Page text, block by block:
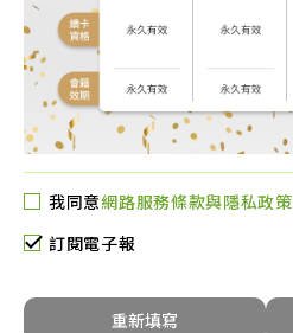
我同意網路服務條款與隱私政策
訂閱電子報
重新填寫